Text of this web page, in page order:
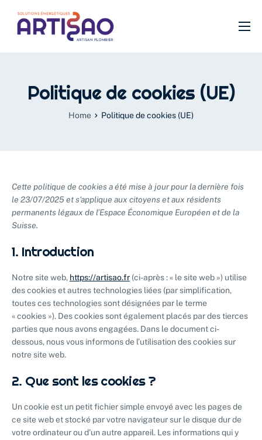
SDB
Urgence
Politique de cookies (UE)
Home Politique de cookies (UE)
Cette politique de cookies a été mise à jour pour la dernière fois
le 23/07/2025 et s’applique aux citoyens et aux résidents
permanents légaux de l’Espace Économique Européen et de la
Suisse.
1. Introduction
Notre site web, https://artisao.fr (ci-après : « le site web ») utilise
des cookies et autres technologies liées (par simplification,
toutes ces technologies sont désignées par le terme
« cookies »). Des cookies sont également placés par des tierces
parties que nous avons engagées. Dans le document ci-
dessous, nous vous informons de l’utilisation des cookies sur
notre site web.
2. Que sont les cookies ?
Un cookie est un petit fichier simple envoyé avec les pages de
ce site web et stocké par votre navigateur sur le disque dur de
votre ordinateur ou d’un autre appareil. Les informations qui y